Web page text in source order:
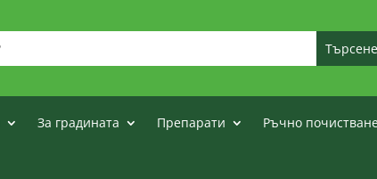
За градината Препарати Ръчно